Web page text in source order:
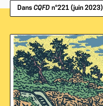
Dans CQFD n°221 (juin 2023)